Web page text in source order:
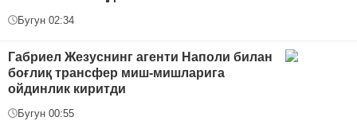
Бугун 02:34
Габриел Жезуснинг агенти Наполи билан
боғлиқ трансфер миш-мишларига
ойдинлик киритди
Бугун 00:55